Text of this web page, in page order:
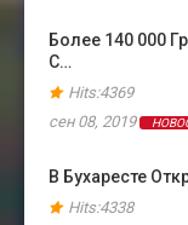
Более 140 000
С…
Hits:4369
сен 08, 2019
В Бухаресте
Hits:4338